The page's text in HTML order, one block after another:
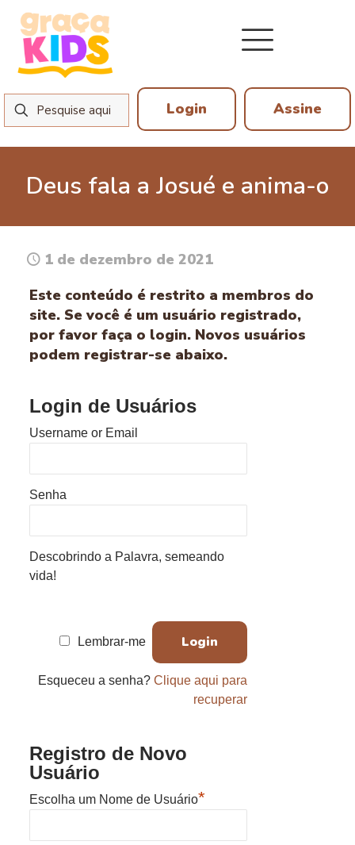
Login Assine
Deus fala a Josué e anima-o
1 de dezembro de 2021
Este conteúdo é restrito a membros do
site. Se você é um usuário registrado,
por favor faça o login. Novos usuários
podem registrar-se abaixo.
Login de Usuários
Username or Email
Senha
Descobrindo a Palavra, semeando
vida!
Lembrar-me
Esqueceu a senha? Clique aqui para
recuperar
Registro de Novo
Usuário
Escolha um Nome de Usuário*